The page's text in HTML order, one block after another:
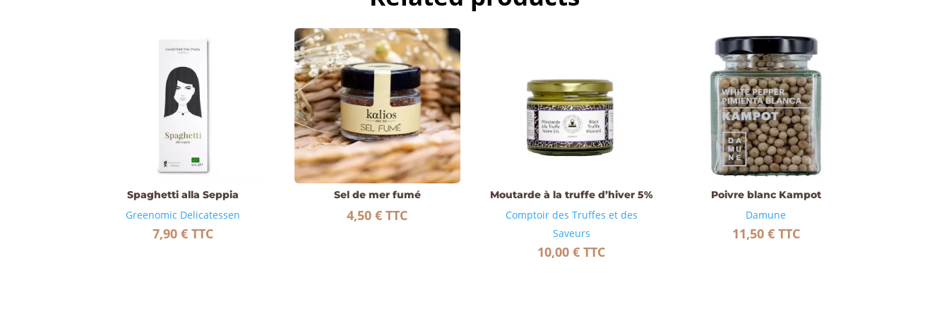
Spaghetti alla Seppia
Greenomic Delicatessen
7,90€ TTC
Sel de mer fumé
4,50€ TTC
Moutarde à la truffe d’hiver 5%
Comptoir des Truffes et des
Saveurs
10,00€ TTC
Poivre blanc Kampot
Damune
11,50 € TTC